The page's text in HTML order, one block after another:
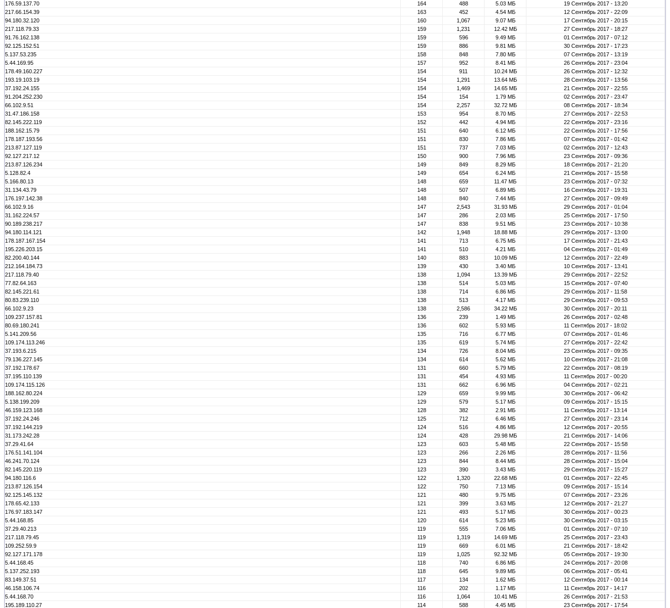
176.59.137.70
164 488 5.03 МБ
19 Сентябрь 2017 - 13:20
217.66.154.39
163 452 4.54 МБ
12 Сентябрь 2017 - 22:09
94.180.32.120
160 1,067 9.07 МБ
17 Сентябрь 2017 - 20:15
217.118.79.33
159 1,231 12.42 МБ
27 Сентябрь 2017 - 18:27
91.76.162.138
159 596 9.49 МБ
01 Сентябрь 2017 - 07:12
92.125.152.51
159 886 9.81 МБ
30 Сентябрь 2017 - 17:23
5.137.53.235
158 848 7.80 МБ
07 Сентябрь 2017 - 13:19
5.44.169.95
157 952 8.41 МБ
26 Сентябрь 2017 - 23:04
178.49.160.227
154 911 10.24 МБ
26 Сентябрь 2017 - 12:32
193.19.103.19
154 1,291 13.64 МБ
28 Сентябрь 2017 - 13:56
37.192.24.155
154 1,469 14.65 МБ
21 Сентябрь 2017 - 22:55
91.204.252.230
154 154 1.79 МБ
02 Сентябрь 2017 - 23:47
66.102.9.51
154 2,257 32.72 МБ
08 Сентябрь 2017 - 18:34
31.47.186.158
153 954 8.70 МБ
27 Сентябрь 2017 - 22:53
82.145.222.119
152 442 4.94 МБ
22 Сентябрь 2017 - 23:16
188.162.15.79
151 640 6.12 МБ
22 Сентябрь 2017 - 17:56
178.187.193.56
151 830 7.86 МБ
07 Сентябрь 2017 - 01:42
213.87.127.119
151 737 7.03 МБ
02 Сентябрь 2017 - 12:43
92.127.217.12
150 900 7.96 МБ
23 Сентябрь 2017 - 09:36
213.87.126.234
149 849 8.29 МБ
18 Сентябрь 2017 - 21:20
5.128.82.4
149 654 6.24 МБ
21 Сентябрь 2017 - 15:58
5.166.80.13
148 659 11.47 МБ
23 Сентябрь 2017 - 07:32
31.134.43.79
148 507 6.89 МБ
16 Сентябрь 2017 - 19:31
176.197.142.38
148 840 7.44 МБ
27 Сентябрь 2017 - 09:49
66.102.9.16
147 2,543 31.93 МБ
29 Сентябрь 2017 - 01:04
31.162.224.57
147 286 2.03 МБ
25 Сентябрь 2017 - 17:50
90.189.238.217
147 838 9.51 МБ
23 Сентябрь 2017 - 10:38
94.180.114.121
142 1,948 18.88 МБ
29 Сентябрь 2017 - 13:00
178.187.167.154
141 713 6.75 МБ
17 Сентябрь 2017 - 21:43
195.226.203.15
141 510 4.21 МБ
04 Сентябрь 2017 - 01:49
82.200.40.144
140 883 10.09 МБ
12 Сентябрь 2017 - 22:49
212.164.184.73
139 430 3.40 МБ
10 Сентябрь 2017 - 13:41
217.118.79.40
138 1,094 13.39 МБ
29 Сентябрь 2017 - 22:52
77.82.64.163
138 514 5.03 МБ
15 Сентябрь 2017 - 07:40
82.145.221.61
138 714 6.86 МБ
29 Сентябрь 2017 - 11:58
80.83.239.110
138 513 4.17 МБ
29 Сентябрь 2017 - 09:53
66.102.9.23
138 2,586 34.22 МБ
30 Сентябрь 2017 - 20:11
109.237.157.81
136 239 1.49 МБ
26 Сентябрь 2017 - 02:48
80.69.180.241
136 602 5.93 МБ
11 Сентябрь 2017 - 18:02
5.141.209.56
135 716 6.77 МБ
07 Сентябрь 2017 - 01:46
109.174.113.246
135 619 5.74 МБ
27 Сентябрь 2017 - 22:42
37.193.6.215
134 726 8.04 МБ
23 Сентябрь 2017 - 09:35
79.136.227.145
134 614 5.62 МБ
10 Сентябрь 2017 - 21:08
37.192.178.67
131 660 5.79 МБ
22 Сентябрь 2017 - 08:19
37.195.110.139
131 454 4.93 МБ
11 Сентябрь 2017 - 00:20
109.174.115.126
131 662 6.96 МБ
04 Сентябрь 2017 - 02:21
188.162.80.224
129 659 9.99 МБ
30 Сентябрь 2017 - 06:42
5.138.199.209
129 579 5.17 МБ
09 Сентябрь 2017 - 15:15
46.159.123.168
128 382 2.91 МБ
11 Сентябрь 2017 - 13:14
37.192.24.246
125 712 6.46 МБ
27 Сентябрь 2017 - 23:14
37.192.144.219
124 516 4.86 МБ
12 Сентябрь 2017 - 20:55
31.173.242.28
124 428 29.98 МБ
21 Сентябрь 2017 - 14:06
37.29.41.64
123 603 5.48 МБ
22 Сентябрь 2017 - 15:58
176.51.141.104
123 266 2.26 МБ
28 Сентябрь 2017 - 11:56
46.241.70.124
123 844 8.44 МБ
28 Сентябрь 2017 - 15:04
82.145.220.119
123 390 3.43 МБ
29 Сентябрь 2017 - 15:27
94.180.116.6
122 1,320 22.68 МБ
01 Сентябрь 2017 - 22:45
213.87.126.154
122 750 7.13 МБ
09 Сентябрь 2017 - 15:14
92.125.145.132
121 480 9.75 МБ
07 Сентябрь 2017 - 23:26
178.65.42.133
121 399 3.63 МБ
12 Сентябрь 2017 - 21:27
176.97.183.147
121 493 5.17 МБ
30 Сентябрь 2017 - 00:23
5.44.168.85
120 614 5.23 МБ
30 Сентябрь 2017 - 03:15
37.29.40.213
119 555 7.06 МБ
01 Сентябрь 2017 - 07:10
217.118.79.45
119 1,319 14.69 МБ
25 Сентябрь 2017 - 23:43
109.252.59.9
119 669 6.01 МБ
21 Сентябрь 2017 - 18:42
92.127.171.178
119 1,025 92.32 МБ
05 Сентябрь 2017 - 19:30
5.44.168.45
118 740 6.86 МБ
24 Сентябрь 2017 - 20:08
5.137.252.193
118 645 9.89 МБ
06 Сентябрь 2017 - 05:41
83.149.37.51
117 134 1.62 МБ
12 Сентябрь 2017 - 00:14
46.158.106.74
116 202 1.17 МБ
11 Сентябрь 2017 - 14:17
5.44.168.70
116 1,064 10.41 МБ
26 Сентябрь 2017 - 21:53
195.189.110.27
114 588 4.45 МБ 23 Сентябрь 2017 - 17:54